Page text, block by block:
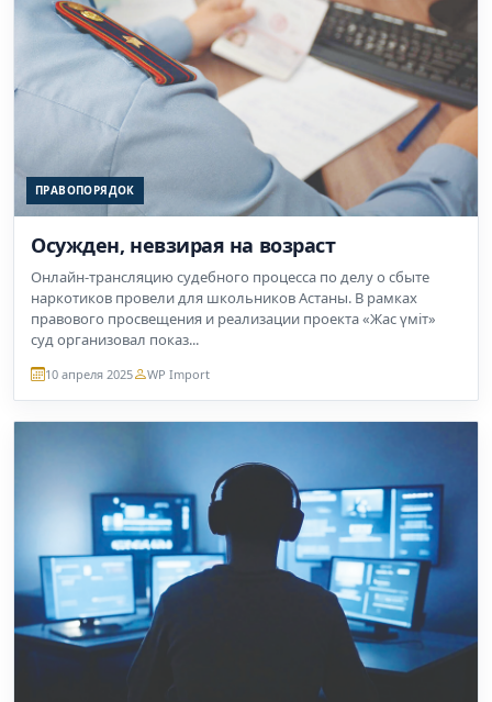
ПРАВОПОРЯДОК
Осужден, невзирая на возраст
Онлайн-трансляцию судебного процесса по делу о сбыте
наркотиков провели для школьников Астаны. В рамках
правового просвещения и реализации проекта «Жас үміт»
суд организовал показ...
10 апреля 2025 WP Import